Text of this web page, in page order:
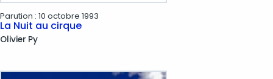
Parution : 10 octobre 1993
La Nuit au cirque
Olivier Py